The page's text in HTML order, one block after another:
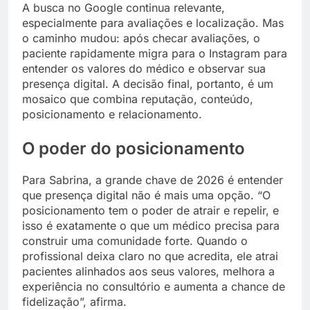
A busca no Google continua relevante,
especialmente para avaliações e localização. Mas
o caminho mudou: após checar avaliações, o
paciente rapidamente migra para o Instagram para
entender os valores do médico e observar sua
presença digital. A decisão final, portanto, é um
mosaico que combina reputação, conteúdo,
posicionamento e relacionamento.
O poder do posicionamento
Para Sabrina, a grande chave de 2026 é entender
que presença digital não é mais uma opção. “O
posicionamento tem o poder de atrair e repelir, e
isso é exatamente o que um médico precisa para
construir uma comunidade forte. Quando o
profissional deixa claro no que acredita, ele atrai
pacientes alinhados aos seus valores, melhora a
experiência no consultório e aumenta a chance de
fidelização”, afirma.